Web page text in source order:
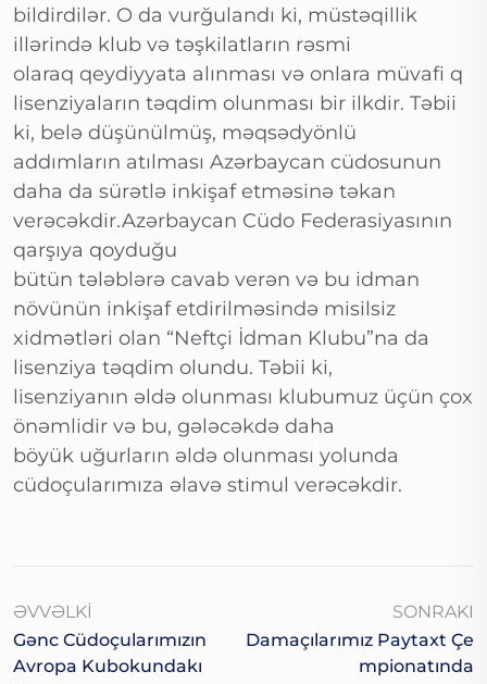
bildirdilər. O da vurğulandı ki, müstəqillik
illərində klub və təşkilatların rəsmi
olaraq qeydiyyata alınması və onlara müvafi q
lisenziyaların təqdim olunması bir ilkdir. Təbii
ki, belə düşünülmüş, məqsədyönlü
addımların atılması Azərbaycan cüdosunun
daha da sürətlə inkişaf etməsinə təkan
verəcəkdir.Azərbaycan Cüdo Federasiyasının
qarşıya qoyduğu
bütün tələblərə cavab verən və bu idman
növünün inkişaf etdirilməsində misilsiz
xidmətləri olan “Neftçi İdman Klubu”na da
lisenziya təqdim olundu. Təbii ki,
lisenziyanın əldə olunması klubumuz üçün çox
önəmlidir və bu, gələcəkdə daha
böyük uğurların əldə olunması yolunda
cüdoçularımıza əlavə stimul verəcəkdir.
ƏVVƏLKI
Gənc Cüdoçularımızın
Avropa Kubokundakı
SONRAKI
Damaçılarımız Paytaxt Çe
Mpionatında